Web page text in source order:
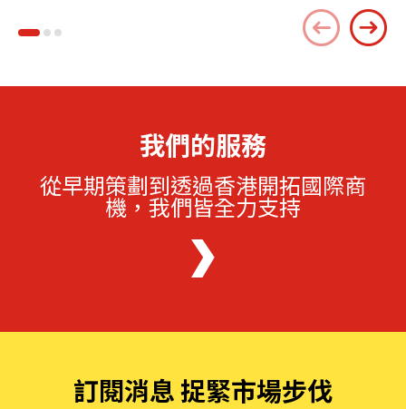
我們的服務
從早期策劃到透過香港開拓國際商
機，我們皆全力支持
訂閱消息 捉緊市場步伐